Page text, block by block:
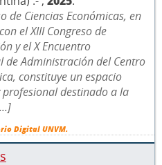
de Ciencias Económicas, en
el XIII Congreso de
y el X Encuentro
de Administración del Centro
constituye un espacio
profesional destinado a la
Digital UNVM.